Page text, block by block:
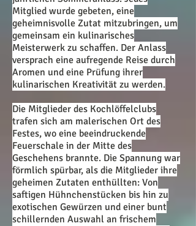
Mitglied wurde gebeten, eine
geheimnisvolle Zutat mitzubringen, um
gemeinsam ein kulinarisches
Meisterwerk zu schaffen. Der Anlass
versprach eine aufregende Reise durch
Aromen und eine Prüfung ihrer
kulinarischen Kreativität zu werden.
Die Mitglieder des Kochlöffelclubs
trafen sich am malerischen Ort des
Festes, wo eine beeindruckende
Feuerschale in der Mitte des
Geschehens brannte. Die Spannung war
förmlich spürbar, als die Mitglieder ihre
geheimen Zutaten enthüllten: Von
saftigen Hühnchenstücken bis hin zu
exotischen Gewürzen und einer bunt
schillernden Auswahl an frischem